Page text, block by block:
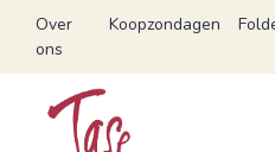
Over
ons
Koopzondagen